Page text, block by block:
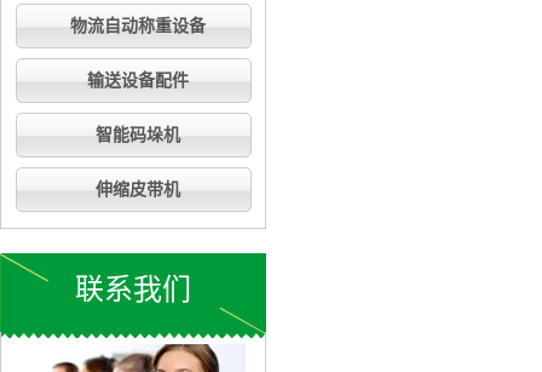
物流自动称重设备
输送设备配件
智能码垛机
伸缩皮带机
联系我们